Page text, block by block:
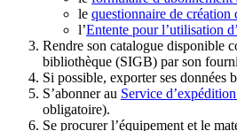
le questionnaire de création
l’Entente pour l’utilisation
Rendre son catalogue disponible
bibliothèque (SIGB) par son
Si possible, exporter ses données
S’abonner au Service
obligatoire).
Se procurer l’équipement et le